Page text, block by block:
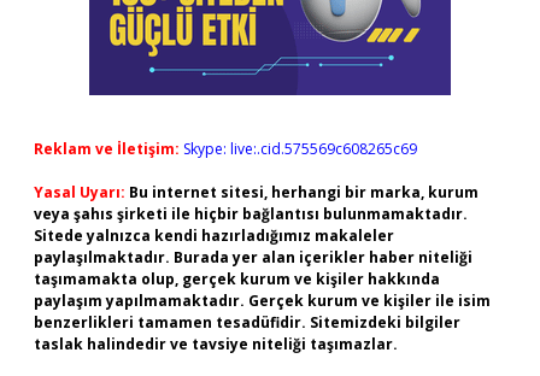
Reklam ve İletişim: Skype: live:.cid.575569c608265c69
Yasal Uyarı: Bu internet sitesi, herhangi bir marka, kurum
veya şahıs şirketi ile hiçbir bağlantısı bulunmamaktadır.
Sitede yalnızca kendi hazırladığımız makaleler
paylaşılmaktadır. Burada yer alan içerikler haber niteliği
taşımamakta olup, gerçek kurum ve kişiler hakkında
paylaşım yapılmamaktadır. Gerçek kurum ve kişiler ile isim
benzerlikleri tamamen tesadüfidir. Sitemizdeki bilgiler
taslak halindedir ve tavsiye niteliği taşımazlar.